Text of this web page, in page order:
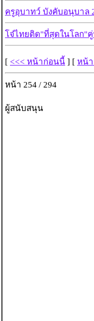
ครูอุบาทว์ บังคับอนุบาล
โจ๋ไทยติด"ที่สุดในโลก"
[ <<< หน้าก่อนนี้ ] [ หน้
หน้า 254 / 294
ผู้สนับสนุน